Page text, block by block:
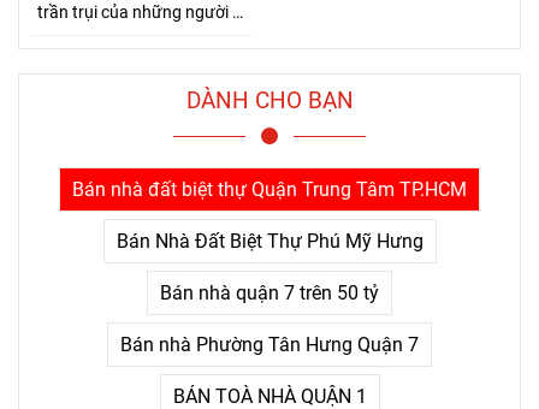
trần trụi của những người đi
người chỉ nhận ra sau khi đã
phải là khó khăn lớn, mà là
nỗi đau kéo dài không thấy
điểm kết.
DÀNH CHO BẠN
Bán nhà đất biệt thự Quận Trung Tâm TP.HCM
Bán Nhà Đất Biệt Thự Phú Mỹ Hưng
Bán nhà quận 7 trên 50 tỷ
Bán nhà Phường Tân Hưng Quận 7
BÁN TOÀ NHÀ QUẬN 1